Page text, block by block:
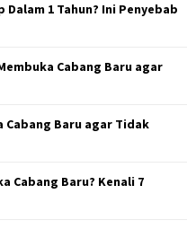
1 Tahun? Ini Penyebab
Cabang Baru agar
Cabang Baru agar Tidak
Cabang Baru? Kenali 7